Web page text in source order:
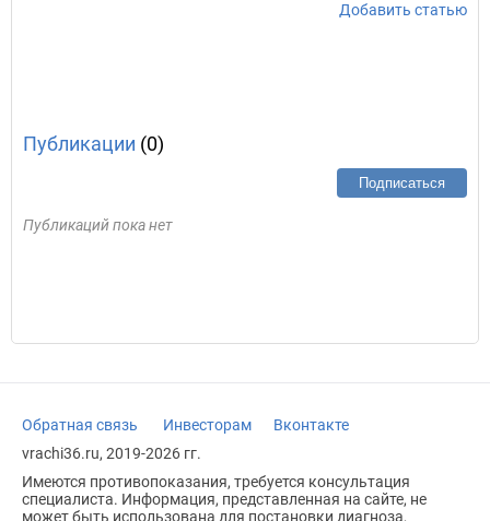
Добавить статью
Публикации (0)
Подписаться
Публикаций пока нет
Обратная связь Инвесторам
Вконтакте
vrachi36.ru, 2019-2026 гг.
Имеются противопоказания, требуется консультация
специалиста. Информация, представленная на сайте, не
может быть использована для постановки диагноза,